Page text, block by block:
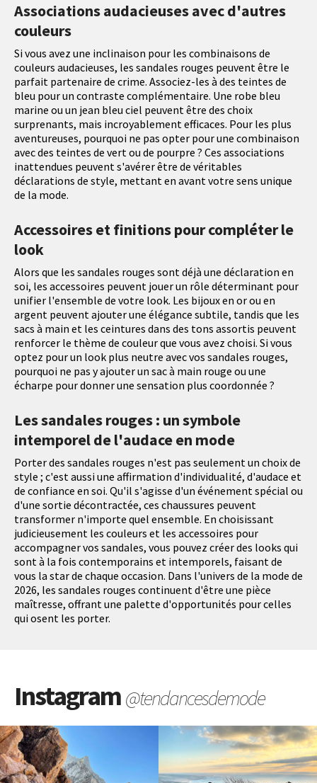
Associations audacieuses avec d'autres
couleurs
Si vous avez une inclinaison pour les combinaisons de
couleurs audacieuses, les sandales rouges peuvent être le
parfait partenaire de crime. Associez-les à des teintes de
bleu pour un contraste complémentaire. Une robe bleu
marine ou un jean bleu ciel peuvent être des choix
surprenants, mais incroyablement efficaces. Pour les plus
aventureuses, pourquoi ne pas opter pour une combinaison
avec des teintes de vert ou de pourpre ? Ces associations
inattendues peuvent s'avérer être de véritables
déclarations de style, mettant en avant votre sens unique
de la mode.
Accessoires et finitions pour compléter le
look
Alors que les sandales rouges sont déjà une déclaration en
soi, les accessoires peuvent jouer un rôle déterminant pour
unifier l'ensemble de votre look. Les bijoux en or ou en
argent peuvent ajouter une élégance subtile, tandis que les
sacs à main et les ceintures dans des tons assortis peuvent
renforcer le thème de couleur que vous avez choisi. Si vous
optez pour un look plus neutre avec vos sandales rouges,
pourquoi ne pas y ajouter un sac à main rouge ou une
écharpe pour donner une sensation plus coordonnée ?
Les sandales rouges : un symbole
intemporel de l'audace en mode
Porter des sandales rouges n'est pas seulement un choix de
style ; c'est aussi une affirmation d'individualité, d'audace et
de confiance en soi. Qu'il s'agisse d'un événement spécial ou
d'une sortie décontractée, ces chaussures peuvent
transformer n'importe quel ensemble. En choisissant
judicieusement les couleurs et les accessoires pour
accompagner vos sandales, vous pouvez créer des looks qui
sont à la fois contemporains et intemporels, faisant de
vous la star de chaque occasion. Dans l'univers de la mode de
2026, les sandales rouges continuent d'être une pièce
maîtresse, offrant une palette d'opportunités pour celles
qui osent les porter.
Instagram@tendancesdemode